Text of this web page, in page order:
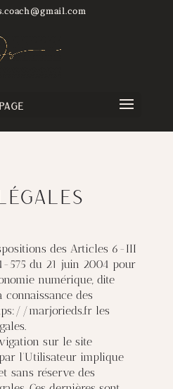
des Articles 6-III
575 du 21 juin 2004 pour
numérique, dite
connaissance des
marjorieds.fr les
sur le site
l’Utilisateur implique
sans réserve des